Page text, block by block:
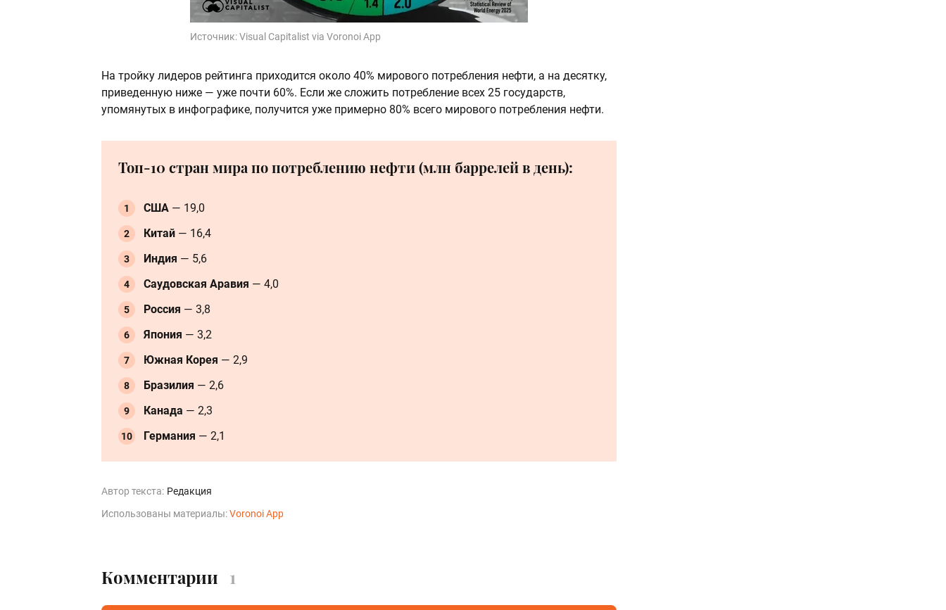
Источник:Visual Capitalist via Voronoi App
На тройку лидеров рейтинга приходится около 40% мирового потребления нефти, а на десятку,
приведенную ниже — уже почти 60%. Если же сложить потребление всех 25 государств,
упомянутых в инфографике, получится уже примерно 80% всего мирового потребления нефти.
Топ-10 стран мира по потреблению нефти (млн баррелей в день):
США — 19,0
Китай — 16,4
Индия — 5,6
Саудовская Аравия — 4,0
Россия — 3,8
Япония — 3,2
Южная Корея — 2,9
Бразилия — 2,6
Канада — 2,3
Германия — 2,1
Автор текста: Редакция
Использованы материалы:Voronoi App
Комментарии 1